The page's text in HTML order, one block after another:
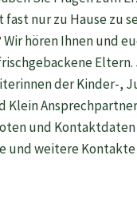
nur zu Hause zu
hören Ihnen und
Eltern.
der Kinder-,
Klein
und
und weitere